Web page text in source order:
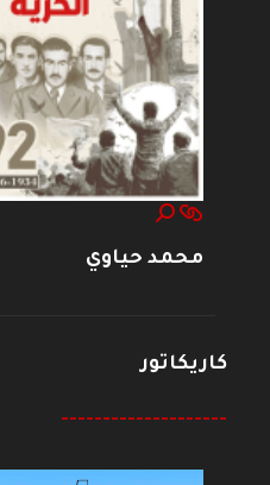
محمد حياوي
كاريكاتور
--------------------